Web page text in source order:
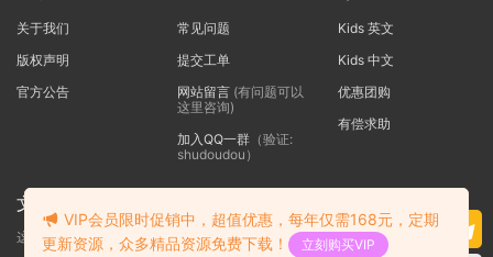
关于我们
版权声明
官方公告
常见问题
提交工单
网站留言(有问题可以
这里咨询)
加入QQ一群（验证:
shudoudou）
Kids 英文
Kids 中文
优惠团购
有偿求助
文本标题
这里输入代码
VIP会员限时促销中，超值优惠，每年仅需168元，定期
更新资源，众多精品资源免费下载！
立刻购买VIP